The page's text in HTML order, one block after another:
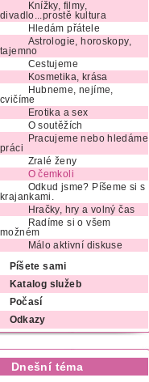
Knížky, filmy,
divadlo...prostě kultura
Hledám přátele
Astrologie, horoskopy,
tajemno
Cestujeme
Kosmetika, krása
Hubneme, nejíme,
cvičíme
Erotika a sex
O soutěžích
Pracujeme nebo hledáme
práci
Zralé ženy
O čemkoli
Odkud jsme? Píšeme si s
krajankami.
Hračky, hry a volný čas
Radíme si o všem
možném
Málo aktivní diskuse
Píšete sami
Katalog služeb
Počasí
Odkazy
Dnešní téma